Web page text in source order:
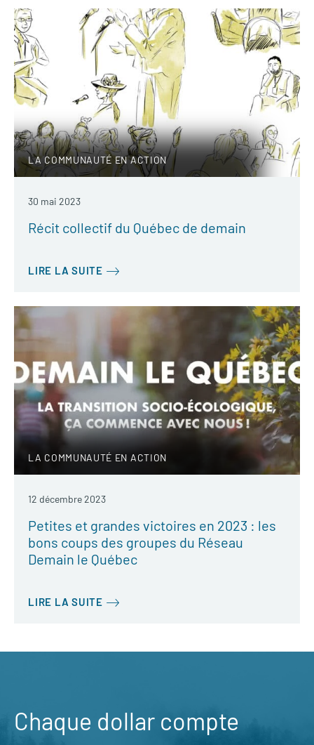
LA COMMUNAUTÉ EN ACTION
30 mai 2023
Récit collectif du Québec de demain
LIRE LA SUITE
LA COMMUNAUTÉ EN ACTION
12 décembre 2023
Petites et grandes victoires en 2023 : les
bons coups des groupes du Réseau
Demain le Québec
LIRE LA SUITE
Chaque dollar compte